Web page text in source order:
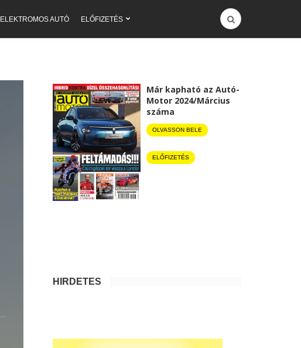
ELEKTROMOS AUTÓ ELŐFIZETÉS
Már kapható az Autó-
Motor 2024/Március
száma
OLVASSON BELE
ELŐFIZETÉS
HIRDETÉS